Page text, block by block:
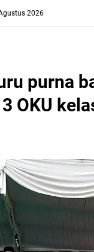
2026
purna
OKU